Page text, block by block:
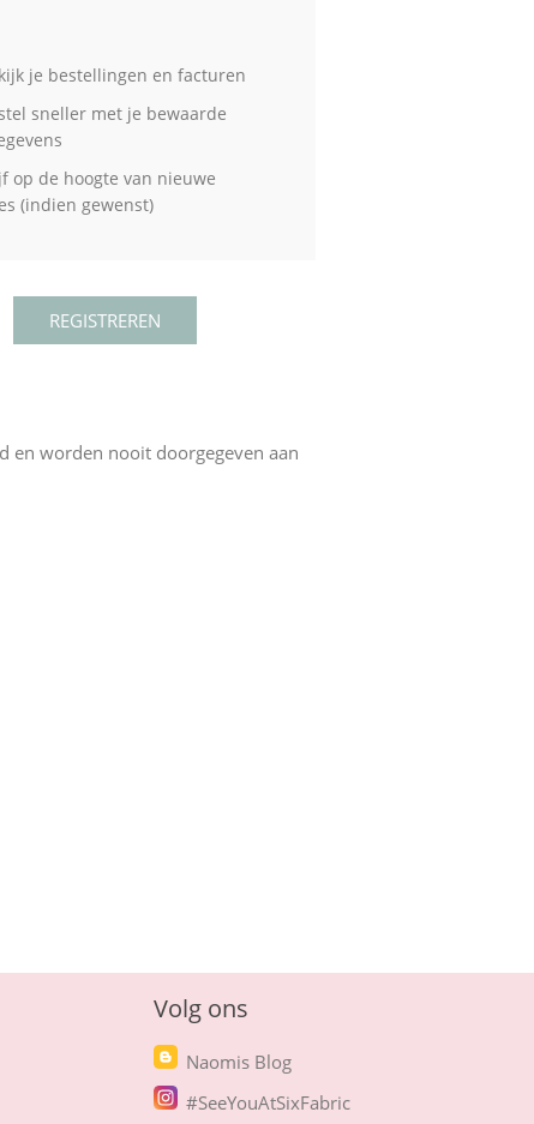
je bestellingen en facturen
sneller met je bewaarde
op de hoogte van nieuwe
(indien gewenst)
en worden nooit doorgegeven aan
Volg ons
Naomis Blog
#SeeYouAtSixFabric